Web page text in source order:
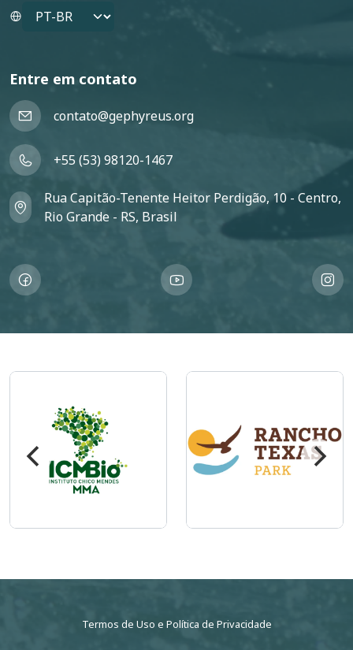
Select your language
Entre em contato
contato@gephyreus.org
+55 (53) 98120-1467
Rua Capitão-Tenente Heitor Perdigão, 10 - Centro,
Rio Grande - RS, Brasil
Imagem Imagem
Termos de Uso e Política de Privacidade